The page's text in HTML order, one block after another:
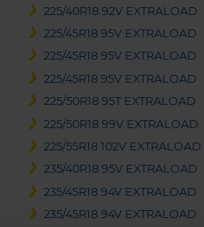
225/40R18 92V EXTRALOAD
225/45R18 95V EXTRALOAD
225/45R18 95V EXTRALOAD
225/45R18 95V EXTRALOAD
225/50R18 95T EXTRALOAD
225/50R18 99V EXTRALOAD
225/55R18 102V EXTRALOAD
235/40R18 95V EXTRALOAD
235/45R18 94V EXTRALOAD
235/45R18 94V EXTRALOAD